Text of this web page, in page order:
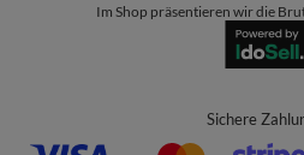
Im Shop präsentieren wir die
Sichere